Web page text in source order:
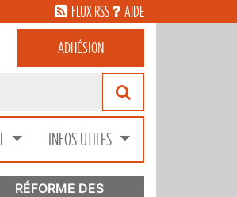
FLUX RSS AIDE
ADHÉSION
INFOS UTILES
RÉFORME DES